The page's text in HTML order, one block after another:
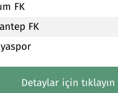
FK
FK
Detaylar için tıklayın